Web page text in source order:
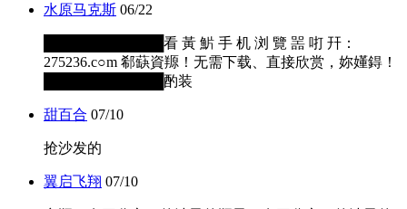
水原马克斯 06/22
████████████看 黃 魸 手 机 浏 覽 噐 咑 幵：
275236.c○m 郗蒛資羱！无需下载、直接欣赏，妳嬞鍀！
████████████酌装
甜百合 07/10
抢沙发的
翼启飞翔 07/10